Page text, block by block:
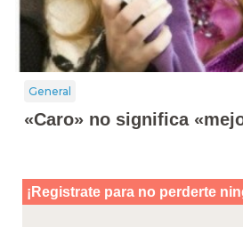
General
«Caro» no significa